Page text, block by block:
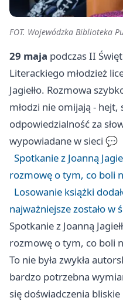
FOT. Wojewódzka Biblioteka
29 maja podczas II
Literackiego młodzież
Jagiełło. Rozmowa
młodzi nie omijają -
odpowiedzialność za
wypowiadane w sieci 💬
Spotkanie z Joanną
rozmowę o tym, co boli
Losowanie książki
najważniejsze zostało w
Spotkanie z Joanną
rozmowę o tym, co boli
To nie była zwykła
bardzo potrzebna
się doświadczenia